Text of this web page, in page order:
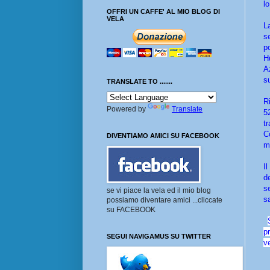
OFFRI UN CAFFE' AL MIO BLOG DI
VELA
TRANSLATE TO .......
Powered by Translate
DIVENTIAMO AMICI SU FACEBOOK
se vi piace la vela ed il mio blog
possiamo diventare amici ...cliccate
su FACEBOOK
SEGUI NAVIGAMUS SU TWITTER